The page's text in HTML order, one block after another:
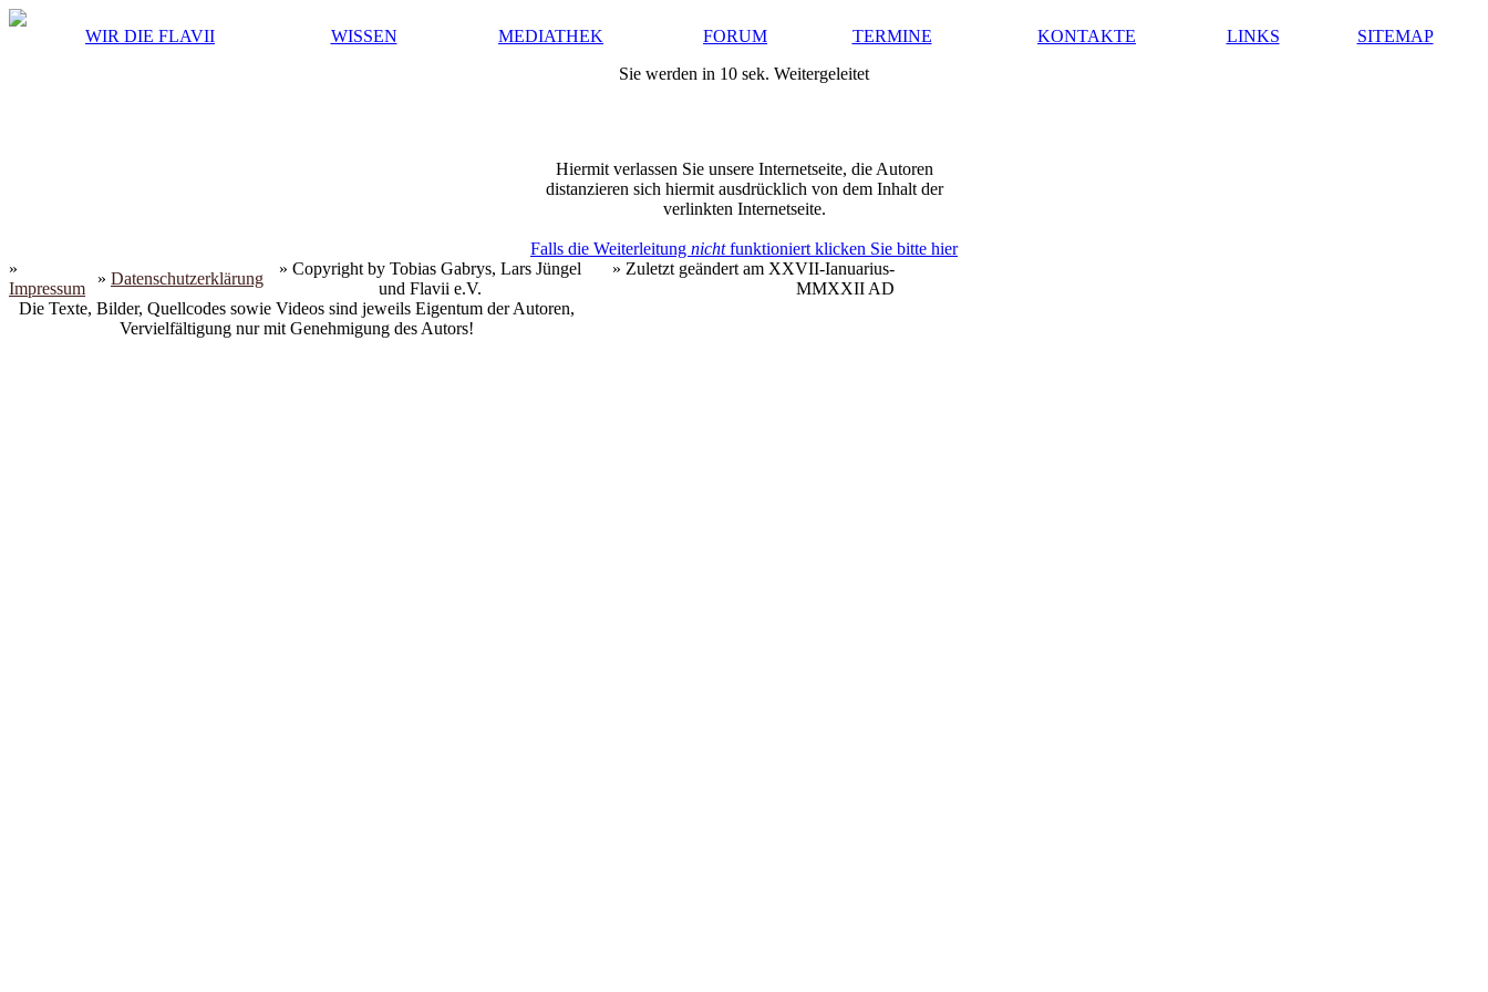
WIR DIE FLAVII WISSEN MEDIATHEK FORUM TERMINE KONTAKTE LINKS
SITEMAP
Sie werden in 10 sek. Weitergeleitet
Hiermit verlassen Sie unsere Internetseite, die Autoren
distanzieren sich hiermit ausdrücklich von dem Inhalt der
Falls die Weiterleitungnichtfunktioniert klicken Sie bitte hier
»
Impressum
» Copyright by Tobias Gabrys, Lars Jüngel
und Flavii e.V.
» Zuletzt geändert am XXVII-Ianuarius-
Die Texte, Bilder, Quellcodes sowie Videos sind jeweils Eigentum der Autoren,